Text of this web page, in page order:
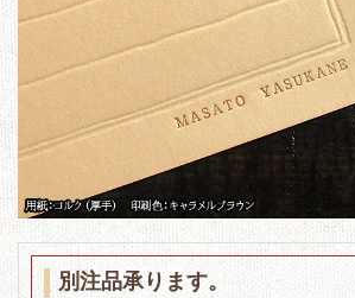
別注品承ります。